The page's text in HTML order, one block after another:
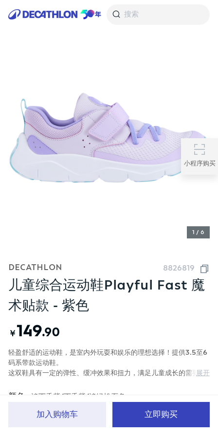
搜索
小程序购买
1 / 6
DECATHLON 8826819
儿童综合运动鞋Playful Fast 魔
术贴款 - 紫色
￥ 149.90
轻盈舒适的运动鞋，是室内外玩耍和娱乐的理想选择！提供3.5至6
码系带款运动鞋。
这双鞋具有一定的弹性、缓冲效果和扭力，满足儿童成长的需要。
展开
颜色 淡丁香紫/丁香紫/淡绿松石色
加入购物车 立即购买